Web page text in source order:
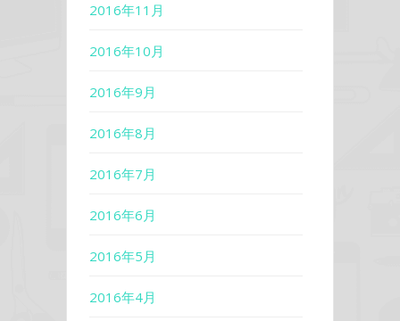
2016年11月
2016年10月
2016年9月
2016年8月
2016年7月
2016年6月
2016年5月
2016年4月